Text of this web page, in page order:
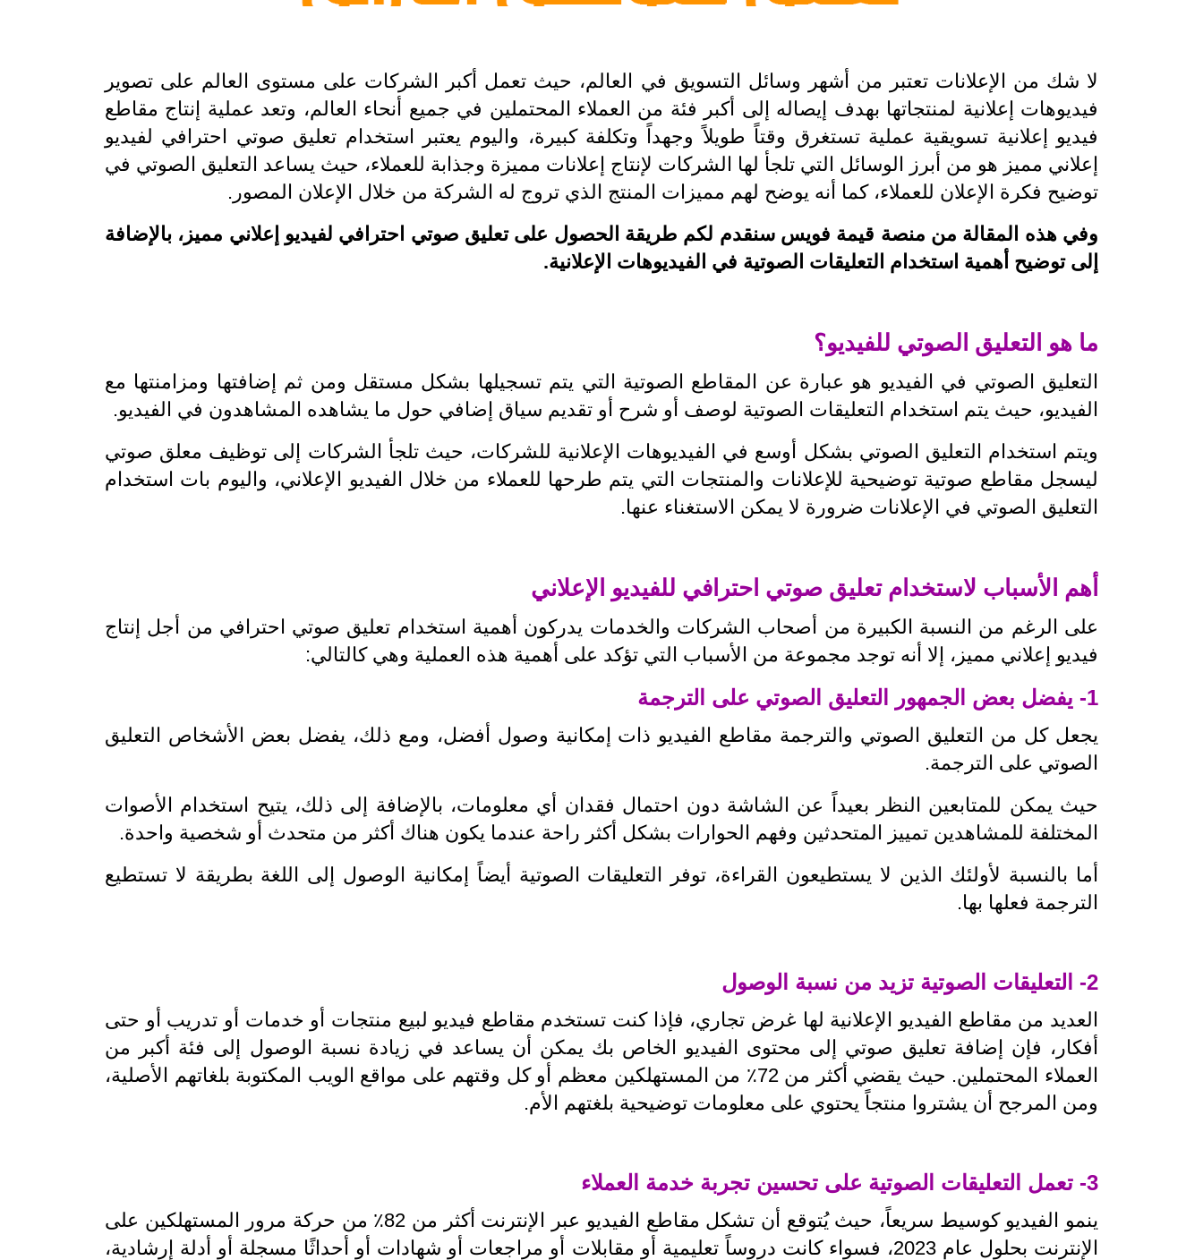
لا شك من الإعلانات تعتبر من أشهر وسائل التسويق في العالم، حيث تعمل أكبر الشركات على مستوى العالم على تصوير
فيديوهات إعلانية لمنتجاتها بهدف إيصاله إلى أكبر فئة من العملاء المحتملين في جميع أنحاء العالم، وتعد عملية إنتاج مقاطع
فيديو إعلانية تسويقية عملية تستغرق وقتاً طويلاً وجهداً وتكلفة كبيرة، واليوم يعتبر استخدام تعليق صوتي احترافي لفيديو
إعلاني مميز هو من أبرز الوسائل التي تلجأ لها الشركات لإنتاج إعلانات مميزة وجذابة للعملاء، حيث يساعد التعليق الصوتي في
توضيح فكرة الإعلان للعملاء، كما أنه يوضح لهم مميزات المنتج الذي تروج له الشركة من خلال الإعلان المصور.
وفي هذه المقالة من منصة قيمة فويس سنقدم لكم طريقة الحصول على تعليق صوتي احترافي لفيديو إعلاني مميز، بالإضافة
إلى توضيح أهمية استخدام التعليقات الصوتية في الفيديوهات الإعلانية.
ما هو التعليق الصوتي للفيديو؟
التعليق الصوتي في الفيديو هو عبارة عن المقاطع الصوتية التي يتم تسجيلها بشكل مستقل ومن ثم إضافتها ومزامنتها مع
الفيديو، حيث يتم استخدام التعليقات الصوتية لوصف أو شرح أو تقديم سياق إضافي حول ما يشاهده المشاهدون في الفيديو.
ويتم استخدام التعليق الصوتي بشكل أوسع في الفيديوهات الإعلانية للشركات، حيث تلجأ الشركات إلى توظيف معلق صوتي
ليسجل مقاطع صوتية توضيحية للإعلانات والمنتجات التي يتم طرحها للعملاء من خلال الفيديو الإعلاني، واليوم بات استخدام
التعليق الصوتي في الإعلانات ضرورة لا يمكن الاستغناء عنها.
أهم الأسباب لاستخدام تعليق صوتي احترافي للفيديو الإعلاني
على الرغم من النسبة الكبيرة من أصحاب الشركات والخدمات يدركون أهمية استخدام تعليق صوتي احترافي من أجل إنتاج
فيديو إعلاني مميز، إلا أنه توجد مجموعة من الأسباب التي تؤكد على أهمية هذه العملية وهي كالتالي:
1- يفضل بعض الجمهور التعليق الصوتي على الترجمة
يجعل كل من التعليق الصوتي والترجمة مقاطع الفيديو ذات إمكانية وصول أفضل، ومع ذلك، يفضل بعض الأشخاص التعليق
الصوتي على الترجمة.
حيث يمكن للمتابعين النظر بعيداً عن الشاشة دون احتمال فقدان أي معلومات، بالإضافة إلى ذلك، يتيح استخدام الأصوات
المختلفة للمشاهدين تمييز المتحدثين وفهم الحوارات بشكل أكثر راحة عندما يكون هناك أكثر من متحدث أو شخصية واحدة.
أما بالنسبة لأولئك الذين لا يستطيعون القراءة، توفر التعليقات الصوتية أيضاً إمكانية الوصول إلى اللغة بطريقة لا تستطيع
الترجمة فعلها بها.
2- التعليقات الصوتية تزيد من نسبة الوصول
العديد من مقاطع الفيديو الإعلانية لها غرض تجاري، فإذا كنت تستخدم مقاطع فيديو لبيع منتجات أو خدمات أو تدريب أو حتى
أفكار، فإن إضافة تعليق صوتي إلى محتوى الفيديو الخاص بك يمكن أن يساعد في زيادة نسبة الوصول إلى فئة أكبر من
العملاء المحتملين.
حيث يقضي أكثر من 72٪ من المستهلكين معظم أو كل وقتهم على مواقع الويب المكتوبة بلغاتهم الأصلية،
ومن المرجح أن يشتروا منتجاً يحتوي على معلومات توضيحية بلغتهم الأم.
3- تعمل التعليقات الصوتية على تحسين تجربة خدمة العملاء
ينمو الفيديو كوسيط سريعاً، حيث يُتوقع أن تشكل مقاطع الفيديو عبر الإنترنت أكثر من 82٪ من حركة مرور المستهلكين على
الإنترنت بحلول عام 2023، فسواء كانت دروساً تعليمية أو مقابلات أو مراجعات أو شهادات أو أحداثًا مسجلة أو أدلة إرشادية،